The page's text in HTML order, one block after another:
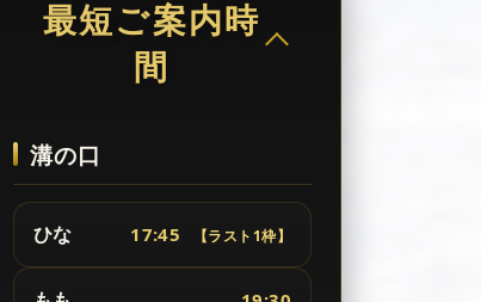
最短ご案内時
間
溝の口
ひな 17:45 【ラスト1枠】